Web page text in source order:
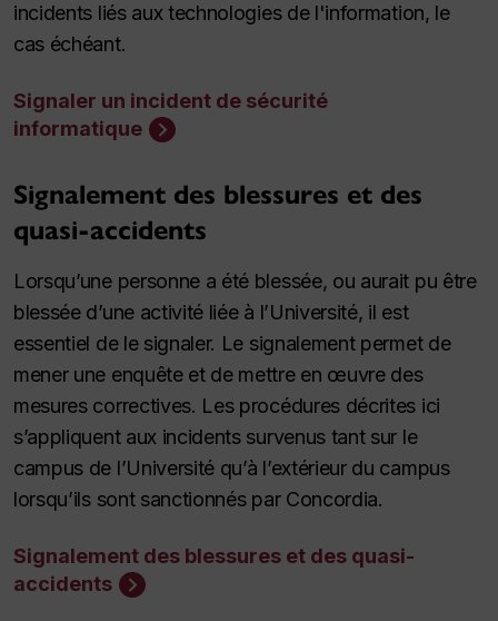
incidents liés aux technologies de l'information, le
cas échéant.
Signaler un incident de sécurité
informatique
Signalement des blessures et des
quasi-accidents
Lorsqu’une personne a été blessée, ou aurait pu être
blessée d’une activité liée à l’Université, il est
essentiel de le signaler. Le signalement permet de
mener une enquête et de mettre en œuvre des
mesures correctives. Les procédures décrites ici
s’appliquent aux incidents survenus tant sur le
campus de l’Université qu’à l’extérieur du campus
lorsqu’ils sont sanctionnés par Concordia.
Signalement des blessures et des quasi-
accidents